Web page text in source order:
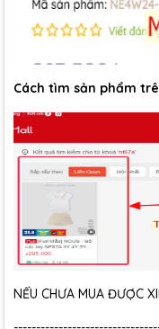
Cách tìm sản phẩm
NẾU CHƯA MUA ĐƯỢC